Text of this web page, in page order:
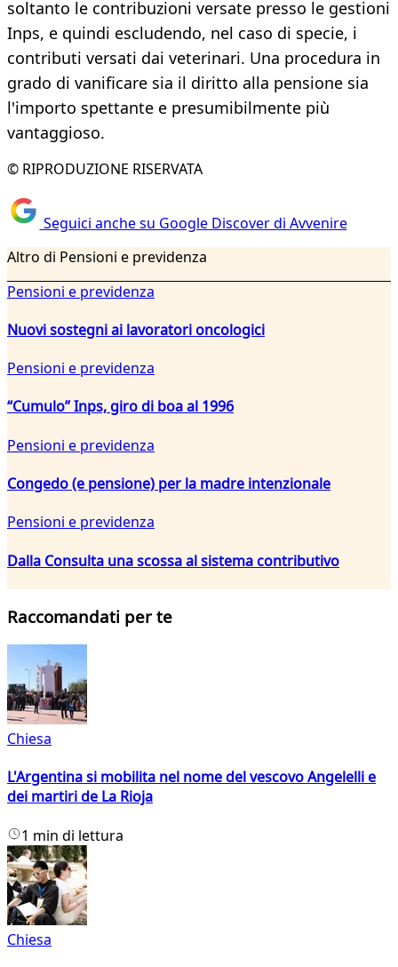
soltanto le contribuzioni versate presso le gestioni
Inps, e quindi escludendo, nel caso di specie, i
contributi versati dai veterinari. Una procedura in
grado di vanificare sia il diritto alla pensione sia
l'importo spettante e presumibilmente più
vantaggioso.
© RIPRODUZIONE RISERVATA
Seguici anche su Google Discover di Avvenire
Altro di Pensioni e previdenza
Pensioni e previdenza
Nuovi sostegni ai lavoratori oncologici
Pensioni e previdenza
“Cumulo” Inps, giro di boa al 1996
Pensioni e previdenza
Congedo (e pensione) per la madre intenzionale
Pensioni e previdenza
Dalla Consulta una scossa al sistema contributivo
Raccomandati per te
Chiesa
L'Argentina si mobilita nel nome del vescovo Angelelli e
dei martiri de La Rioja
1 min di lettura
Chiesa